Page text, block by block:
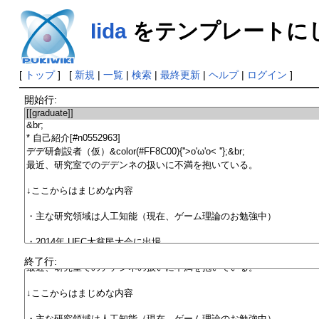
Iidaをテンプレートに
[ トップ] [ 新規 | 一覧| 検索| 最終更新| ヘルプ| ログイン ]
開始行:
終了行: